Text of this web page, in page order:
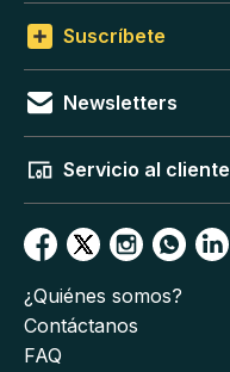
Suscríbete
Newsletters
Servicio al cliente
¿Quiénes somos?
Contáctanos
FAQ